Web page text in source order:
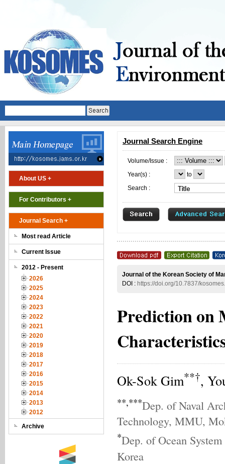
About US +
For Contributors +
Journal Search +
Most read Article
Current Issue
2012 - Present
2026
2025
2024
2023
2022
2021
2020
2019
2018
2017
2016
2015
2014
2013
2012
Archive
Journal Search Engine
Volume/Issue :
Year(s) :
to
Search :
Journal of the Korean Society of
DOI : https://doi.org/10.7837/
Prediction on
Ok-Sok Gim**†,
**,***Dep. of Naval
Technology, MMU,
*Dep. of Ocean
Korea